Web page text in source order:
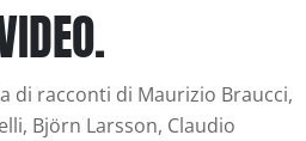
di racconti di Maurizio Braucci,
Björn Larsson, Claudio